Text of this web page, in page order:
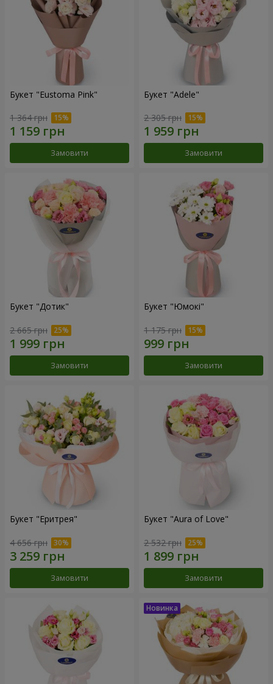
Букет "Eustoma Pink"
1 364 грн
Замовити
Букет "Adele"
2 305 грн
Замовити
Букет "Дотик"
2 665 грн
Замовити
Букет "Юмокі"
1 175 грн
Замовити
Букет "Еритрея"
4 656 грн
Замовити
Букет "Aura of Love"
2 532 грн
Замовити